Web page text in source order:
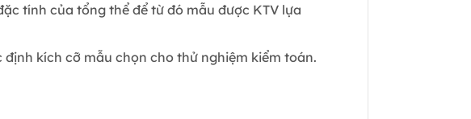
tính của tổng thể để từ đó mẫu được KTV lựa
kích cỡ mẫu chọn cho thử nghiệm kiểm toán.